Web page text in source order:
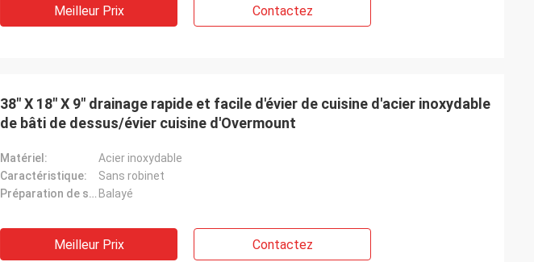
Meilleur Prix Contactez
38" X 18" X 9" drainage rapide et facile d'évier de cuisine d'acier inoxydable
de bâti de dessus/évier cuisine d'Overmount
Matériel:
Acier inoxydable
Caractéristique:
Sans robinet
Préparation de surface: Balayé
Meilleur Prix Contactez